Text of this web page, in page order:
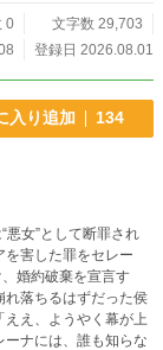
0
文字数 29,703
登録日 2026.08.01
入り追加 134
悪女”として断罪され
婚約破棄を宣言す
れ落ちるはずだった侯